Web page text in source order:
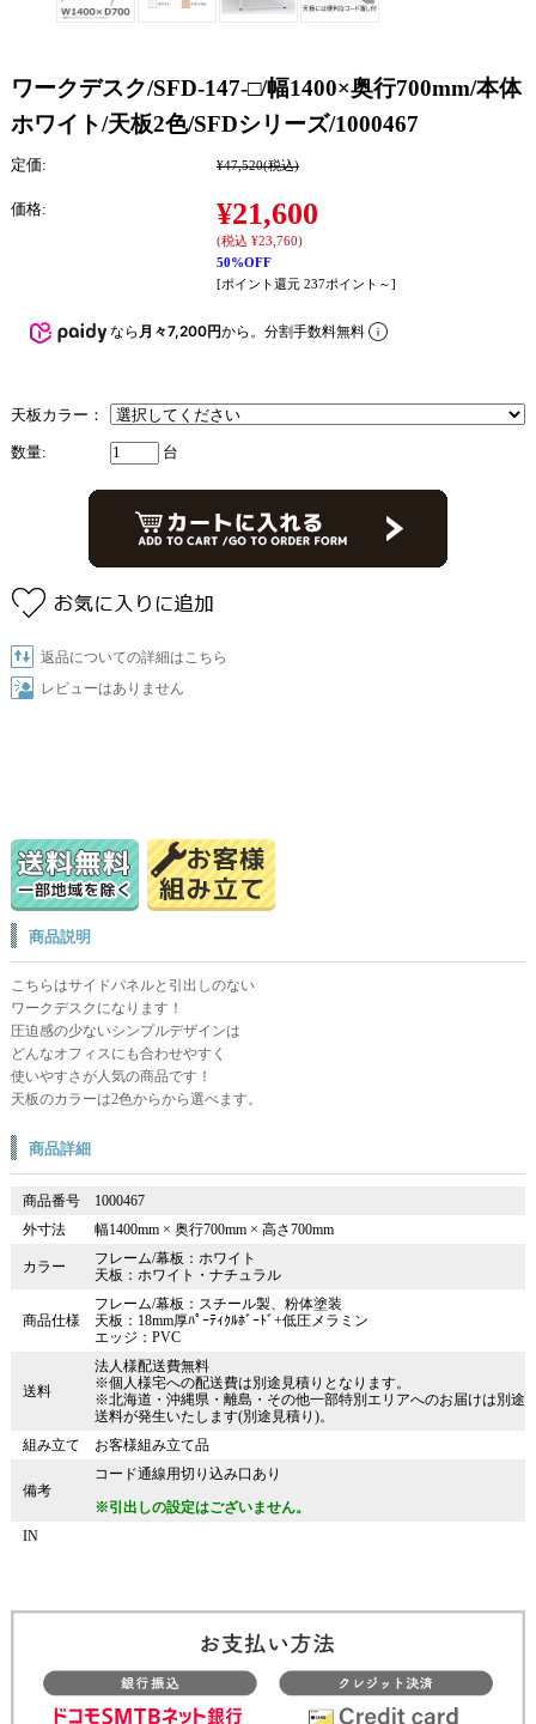
ワークデスク/SFD-147-□/幅1400×奥行700mm/本体
ホワイト/天板2色/SFDシリーズ/1000467
定価: ¥47,520(税込)
価格: ¥21,600
(税込 ¥23,760)
50%OFF
[ポイント還元 237ポイント～]
なら 月々7,200円から。分割手数料無料
天板カラー：
数量: 台
返品についての詳細はこちら
レビューはありません
商品説明
こちらはサイドパネルと引出しのない
ワークデスクになります！
圧迫感の少ないシンプルデザインは
どんなオフィスにも合わせやすく
使いやすさが人気の商品です！
天板のカラーは2色からから選べます。
商品詳細
商品番号
1000467
外寸法
幅1400mm × 奥行700mm × 高さ700mm
カラー
フレーム/幕板：ホワイト
天板：ホワイト・ナチュラル
商品仕様
フレーム/幕板：スチール製、粉体塗装
天板：18mm厚ﾊﾟｰﾃｨｸﾙﾎﾞｰﾄﾞ+低圧メラミン
エッジ：PVC
送料
法人様配送費無料
※個人様宅への配送費は別途見積りとなります。
※北海道・沖縄県・離島・その他一部特別エリアへのお届けは別途
送料が発生いたします(別途見積り)。
組み立て
お客様組み立て品
備考
コード通線用切り込み口あり
※引出しの設定はございません。
IN